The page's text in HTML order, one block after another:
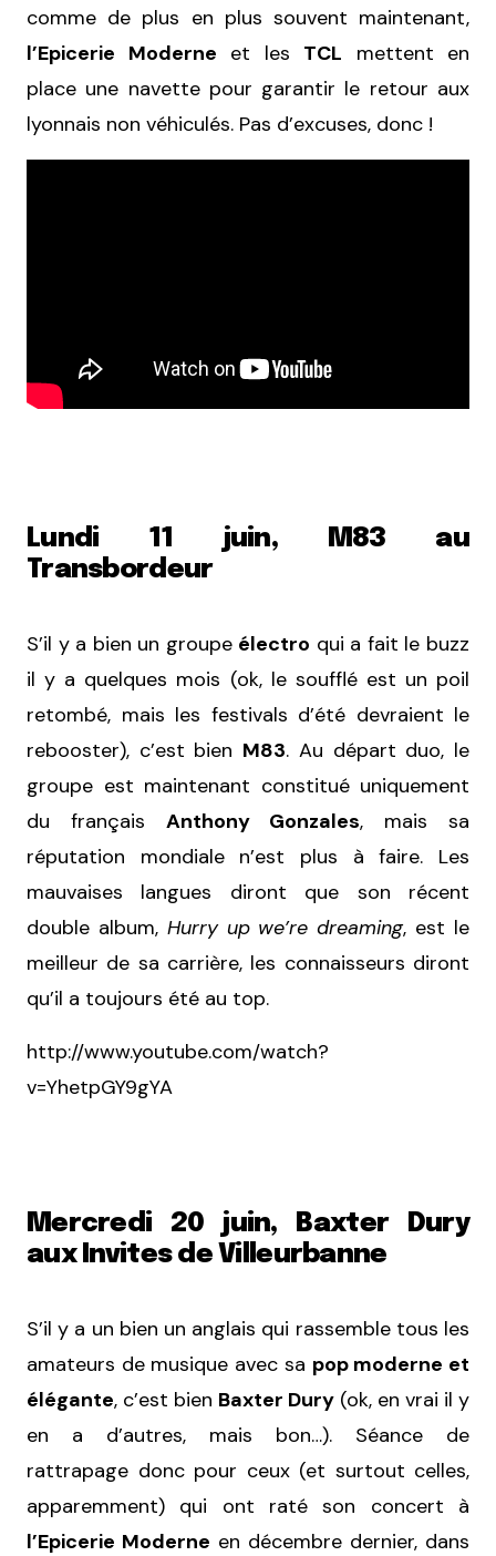
comme de plus en plus souvent maintenant,
l’Epicerie Moderne et les TCL mettent en
place une navette pour garantir le retour aux
lyonnais non véhiculés. Pas d’excuses, donc !
Lundi 11 juin, M83 au
Transbordeur
S’il y a bien un groupe électro qui a fait le buzz
il y a quelques mois (ok, le soufflé est un poil
retombé, mais les festivals d’été devraient le
rebooster), c’est bien M83. Au départ duo, le
groupe est maintenant constitué uniquement
du français Anthony Gonzales, mais sa
réputation mondiale n’est plus à faire. Les
mauvaises langues diront que son récent
double album, Hurry up we’re dreaming, est le
meilleur de sa carrière, les connaisseurs diront
qu’il a toujours été au top.
http://www.youtube.com/watch?
v=YhetpGY9gYA
Mercredi 20 juin, Baxter Dury
aux Invites de Villeurbanne
S’il y a un bien un anglais qui rassemble tous les
amateurs de musique avec sa pop moderne et
élégante, c’est bien Baxter Dury (ok, en vrai il y
en a d’autres, mais bon…). Séance de
rattrapage donc pour ceux (et surtout celles,
apparemment) qui ont raté son concert à
l’Epicerie Moderne en décembre dernier, dans